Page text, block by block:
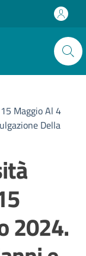
Maggio Al 4
Della
2024.